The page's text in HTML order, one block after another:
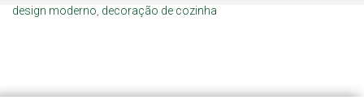
design moderno decoração de cozinha